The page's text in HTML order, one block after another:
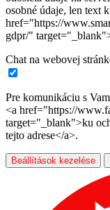
osobné údaje, len text
href="https://
gdpr/"
Chat na webovej
Pre komunikáciu s
<a href="https://
target="_blank">ku
tejto adrese</a>.
Beállítások kezelése